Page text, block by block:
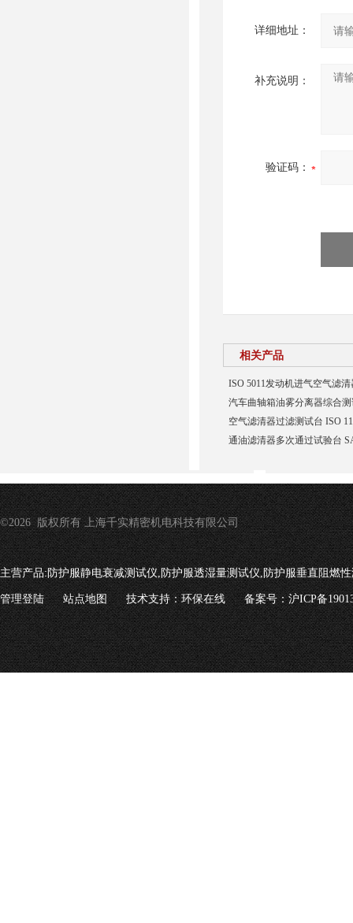
详细地址：
补充说明：
验证码：
相关产品
ISO 5011发动机进气空气滤
汽车曲轴箱油雾分离器综合
空气滤清器过滤测试台 ISO
通油滤清器多次通过试验台
©2026 版权所有 上海千实精密机电科技有限公司
主营产品:防护服静电衰减测试仪,防护服透湿量测试仪,防护服垂直阻燃
管理登陆 站点地图 技术支持：环保在线 备案号：沪ICP备